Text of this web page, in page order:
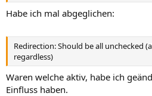
Habe ich mal abgeglichen:
Redirection: Should be all unchecked
regardless)
Waren welche aktiv, habe ich
Einfluss haben.